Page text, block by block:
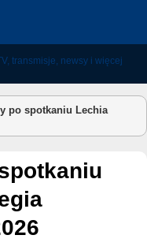
po spotkaniu Lechia